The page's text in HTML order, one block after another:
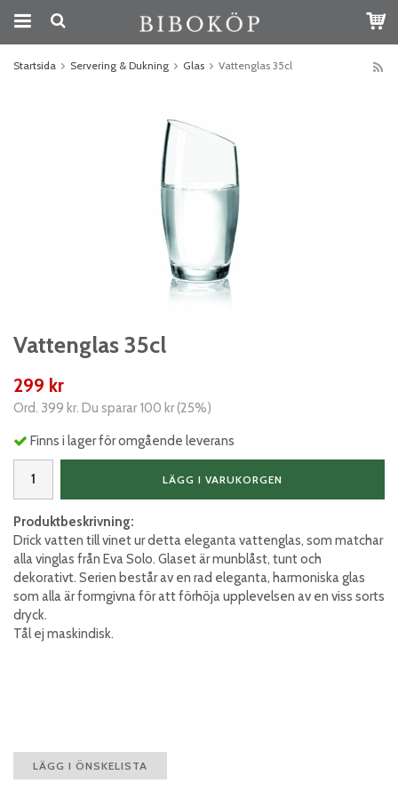
Startsida Servering & Dukning Glas Vattenglas 35cl
Vattenglas 35cl
299 kr
Ord. 399 kr. Du sparar100 kr(25%)
Finns i lager för omgående leverans
LÄGG I VARUKORGEN
Produktbeskrivning:
Drick vatten till vinet ur detta eleganta vattenglas, som matchar
alla vinglas från Eva Solo. Glaset är munblåst, tunt och
dekorativt. Serien består av en rad eleganta, harmoniska glas
som alla är formgivna för att förhöja upplevelsen av en viss sorts
dryck.
Tål ej maskindisk.
LÄGG I ÖNSKELISTA